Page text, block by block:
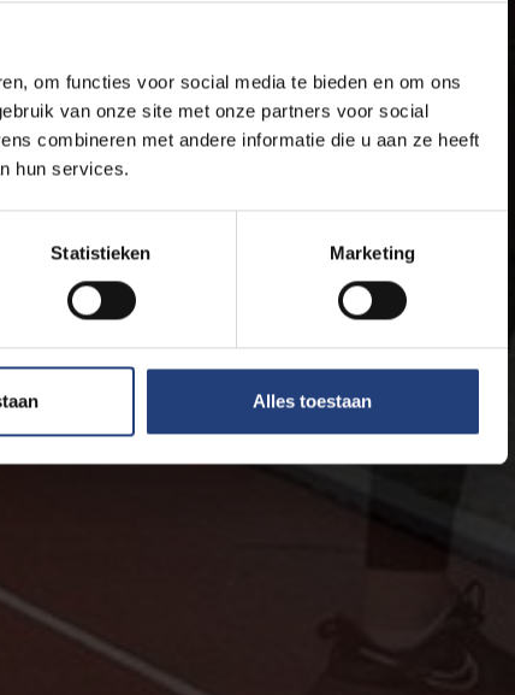
om functies voor social media te bieden en om ons
van onze site met onze partners voor social
combineren met andere informatie die u aan ze heeft
hun services.
Statistieken Marketing
Alles toestaan